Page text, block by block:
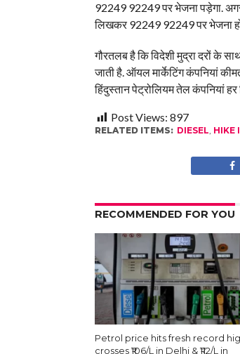
92249 92249 पर भेजना पड़ेगा.
लिखकर 92249 92249 पर भेजना
गौरतलब है कि विदेशी मुद्रा दरों के
जाती है. ऑयल मार्केटिंग कंपनियां
हिंदुस्तान पेट्रोलियम तेल कंपनियां
Post Views: 897
RELATED ITEMS: DIESEL, HIKE
RECOMMENDED FOR YOU
Petrol price hits fresh record
crosses ₹106/L in Delhi & ₹112/L in